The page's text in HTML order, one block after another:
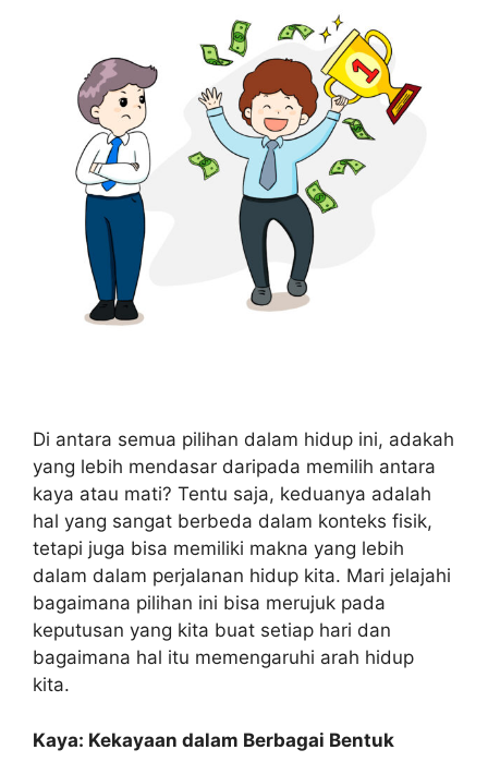
Di antara semua pilihan dalam hidup ini, adakah
yang lebih mendasar daripada memilih antara
kaya atau mati? Tentu saja, keduanya adalah
hal yang sangat berbeda dalam konteks fisik,
tetapi juga bisa memiliki makna yang lebih
dalam dalam perjalanan hidup kita. Mari jelajahi
bagaimana pilihan ini bisa merujuk pada
keputusan yang kita buat setiap hari dan
bagaimana hal itu memengaruhi arah hidup
kita.
Kaya: Kekayaan dalam Berbagai Bentuk